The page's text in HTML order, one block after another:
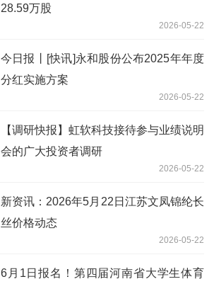
28.59万股
2026-05-22
今日报丨[快讯]永和股份公布2025年年度
分红实施方案
2026-05-22
【调研快报】虹软科技接待参与业绩说明
会的广大投资者调研
2026-05-22
新资讯：2026年5月22日江苏文凤锦纶长
丝价格动态
2026-05-22
6月1日报名！第四届河南省大学生体育